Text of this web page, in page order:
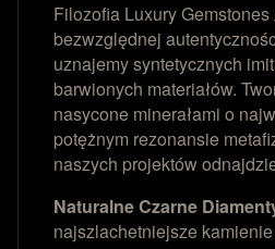
Filozofia Luxury
bezwzględnej
uznajemy syntetycznych
barwionych materiałów.
nasycone minerałami o
potężnym rezonansie
naszych projektów
Naturalne Czarne
najszlachetniejsze